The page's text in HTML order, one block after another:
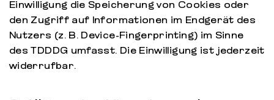
Einwilligung die Speicherung von Cookies oder
den Zugriff auf Informationen im Endgerät des
Nutzers (z. B. Device-Fingerprinting) im Sinne
des TDDDG umfasst. Die Einwilligung ist jederzeit
widerrufbar.